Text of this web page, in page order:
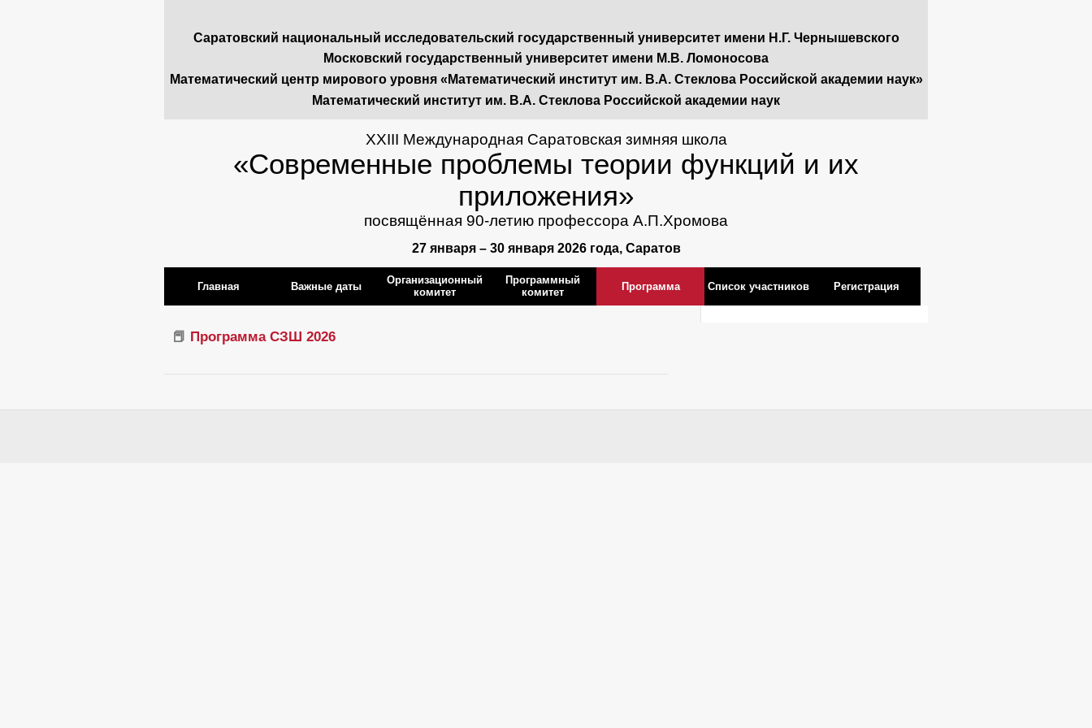
Саратовский национальный исследовательский государственный университет имени Н.Г. Чернышевского
Московский государственный университет имени М.В. Ломоносова
Математический центр мирового уровня «Математический институт им. В.А. Стеклова Российской академии наук»
Математический институт им. В.А. Стеклова Российской академии наук
XXIII Международная Саратовская зимняя школа
«Современные проблемы теории функций и их
приложения»
посвящённая 90-летию профессора А.П.Хромова
27 января – 30 января 2026 года, Саратов
Главная Важные даты
Организационный
комитет
Программный
комитет
Программа Список участников Регистрация
📕 Программа СЗШ 2026